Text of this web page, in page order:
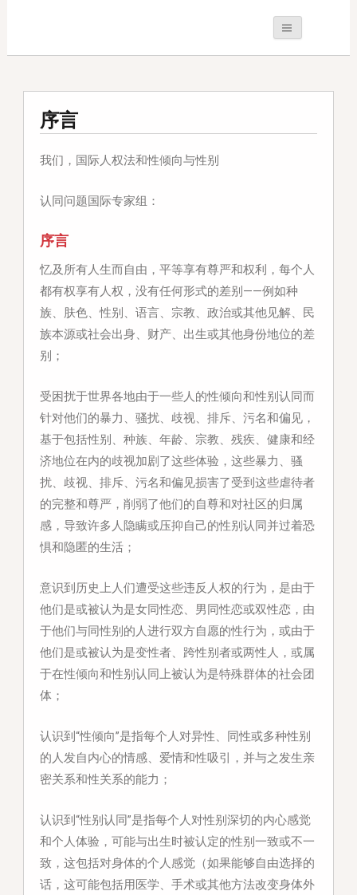
序言
我们，国际人权法和性倾向与性别
认同问题国际专家组：
序言
忆及 所有人生而自由，平等享有尊严和权利，每个人
都有权享有人权，没有任何形式的差别——例如种
族、肤色、性别、语言、宗教、政治或其他见解、民
族本源或社会出身、财产、出生或其他身份地位的差
别；
受困扰于世界各地由于一些人的性倾向和性别认同而
针对他们的暴力、骚扰、歧视、排斥、污名和偏见，
基于包括性别、种族、年龄、宗教、残疾、健康和经
济地位在内的歧视加剧了这些体验，这些暴力、骚
扰、歧视、排斥、污名和偏见损害了受到这些虐待者
的完整和尊严，削弱了他们的自尊和对社区的归属
感，导致许多人隐瞒或压抑自己的性别认同并过着恐
惧和隐匿的生活；
意识到 历史上人们遭受这些违反人权的行为，是由于
他们是或被认为是女同性恋、男同性恋或双性恋，由
于他们与同性别的人进行双方自愿的性行为，或由于
他们是或被认为是变性者、跨性别者或两性人，或属
于在性倾向和性别认同上被认为是特殊群体的社会团
体；
认识到 “性倾向”是指每个人对异性、同性或多种性别
的人发自内心的情感、爱情和性吸引，并与之发生亲
密关系和性关系的能力；
认识到 “性别认同”是指每个人对性别深切的内心感觉
和个人体验，可能与出生时被认定的性别一致或不一
致，这包括对身体的个人感觉（如果能够自由选择的
话，这可能包括用医学、手术或其他方法改变身体外